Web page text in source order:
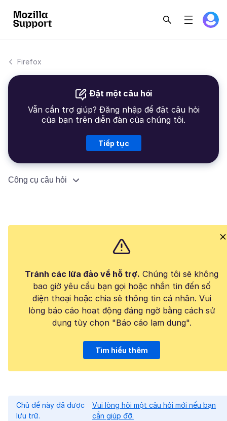
Firefox
Đặt một câu hỏi
Vẫn cần trợ giúp? Đăng nhập để đặt câu hỏi
của bạn trên diễn đàn của chúng tôi.
Tiếp tục
Công cụ câu hỏi
Tránh các lừa đảo về hỗ trợ. Chúng tôi sẽ không
bao giờ yêu cầu bạn gọi hoặc nhắn tin đến số
điện thoại hoặc chia sẻ thông tin cá nhân. Vui
lòng báo cáo hoạt động đáng ngờ bằng cách sử
dụng tùy chọn "Báo cáo lạm dụng".
Tìm hiểu thêm
Chủ đề này đã được
lưu trữ.
Vui lòng hỏi một câu hỏi mới nếu bạn
cần giúp đỡ.